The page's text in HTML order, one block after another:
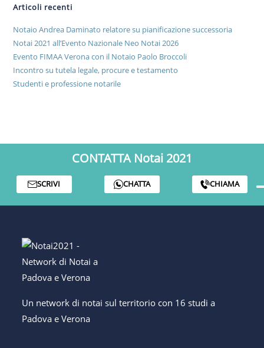
Articoli recenti
Notaio Andrea Daminato relatore su pianificazione successoria
Notai 2021 all’Evento Nazionale Neo Notai 2026
Evento FIMAA Verona con il Notaio Paolo Broccoli
Incontro su tutela legale, procure e testamento
Studenti e professione notarile
CONTATTA Notai 2021
SCRIVI CHATTA CHIAMA
Un network di notai sul territorio con 16 studi a
Padova e Verona